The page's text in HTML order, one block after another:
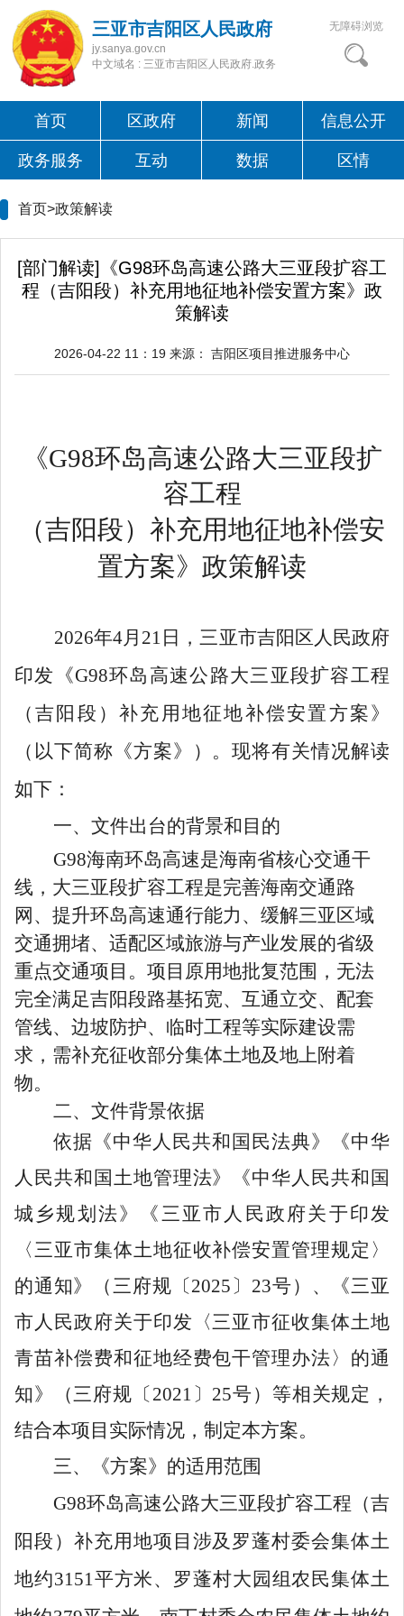
三亚市吉阳区人民政府
jy.sanya.gov.cn
中文域名 : 三亚市吉阳区人民政府.政务
无障碍浏览
首页 区政府 新闻 信息公开
政务服务 互动 数据 区情
首页>政策解读
[部门解读]《G98环岛高速公路大三亚段扩容工
程（吉阳段）补充用地征地补偿安置方案》政
策解读
2026-04-22 11：19 来源： 吉阳区项目推进服务中心
《G98环岛高速公路大三亚段扩
容工程
（吉阳段）补充用地征地补偿安
置方案》 政策解读
2026年4月 21 日 ，三亚市吉阳区人民政府
印发
《G98环岛高速公路大三亚段扩容工程
（吉阳段）补充用地征地补偿安置方案》
（以下简称《方案》）。现将有关情况解读
如下：
一、文件出台的背景和目的
G98海南环岛高速是海南省核心交通干
线，大三亚段扩容工程是完善海南交通路
网、提升环岛高速通行能力、缓解三亚区域
交通拥堵、适配区域旅游与产业发展的省级
重点交通项目。项目原用地批复范围，无法
完全满足吉阳段路基拓宽、互通立交、配套
管线、边坡防护、临时工程等实际建设需
求，需补充征收部分集体土地及地上附着
物。
二、文件背景依据
依据《中华人民共和国民法典》《中华
人民共和国土地管理法》《中华人民共和国
城乡规划法》《三亚市人民政府关于印发
〈三亚市集体土地征收补偿安置管理规定〉
的通知》（三府规〔2025 〕 23号）、《三亚
市人民政府关于印发〈三亚市征收集体土地
青苗补偿费和征地经费包干管理办法〉的通
知》（三府规〔 2021 〕 25号）等相关规定，
结合本项目实际情况，制定本方案。
三、《方案》的适用范围
G98环岛高速公路大三亚段扩容工程 （吉
阳段） 补充用地项目 涉及罗蓬村委会集体土
地约3151 平方米、罗蓬村大园组农民集体土